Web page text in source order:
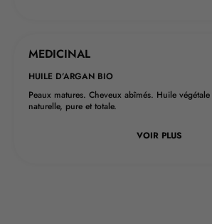
MEDICINAL
HUILE D’ARGAN BIO
Peaux matures. Cheveux abîmés. Huile
naturelle, pure et totale.
VOIR PLUS